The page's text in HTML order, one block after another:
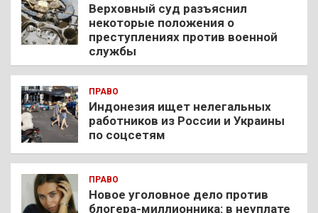
Верховный суд разъяснил
некоторые положения о
преступлениях против военной
службы
ПРАВО
Индонезия ищет нелегальных
работников из России и Украины
по соцсетям
ПРАВО
Новое уголовное дело против
блогера-миллионника: в неуплате